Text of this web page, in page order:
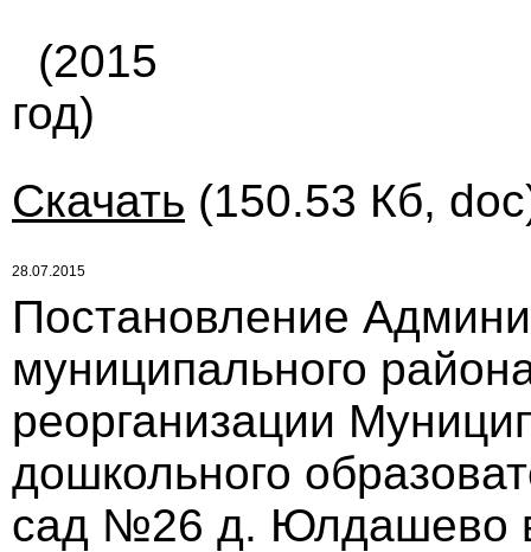
(2015
год)
Скачать (150.53 Кб,
28.07.2015
Постановление
муниципального
реорганизации
дошкольного
сад №26 д. Юлдашево